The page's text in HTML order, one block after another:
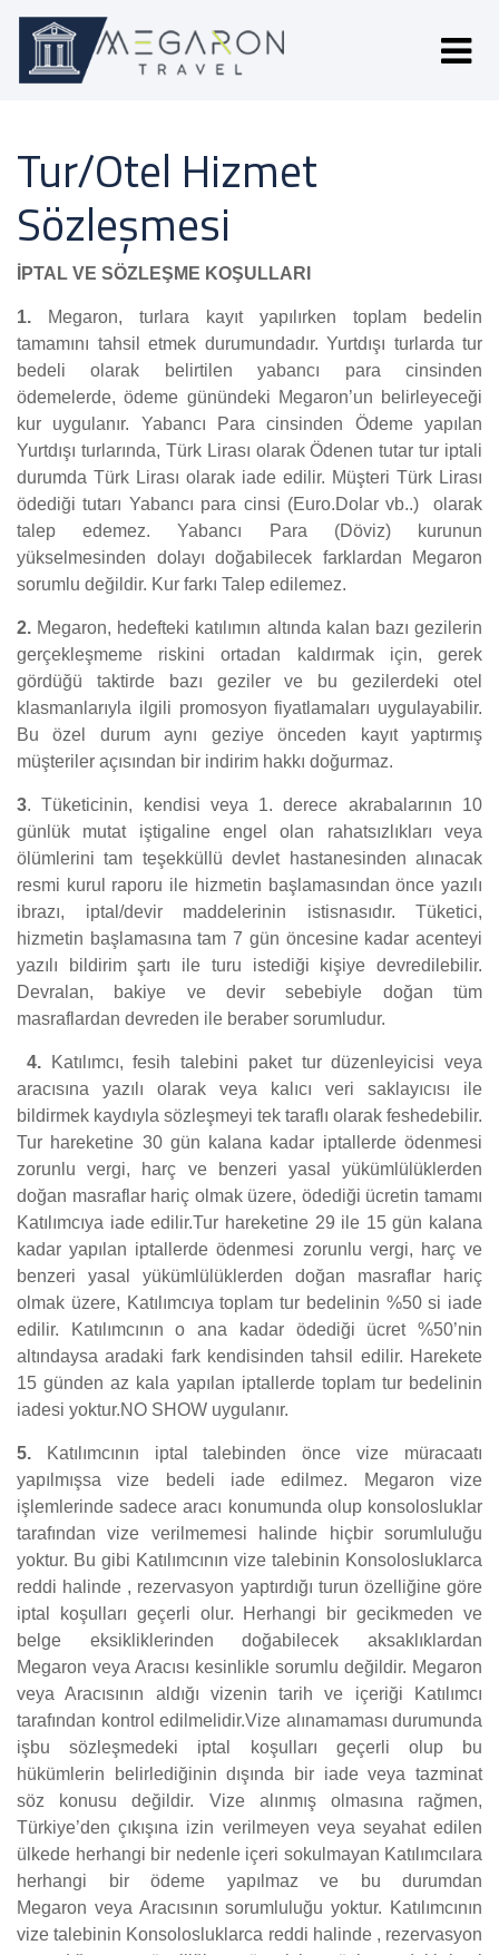
Tur/Otel Hizmet
Sözleşmesi
İPTAL VE SÖZLEŞME KOŞULLARI
1. Megaron, turlara kayıt yapılırken toplam bedelin
tamamını tahsil etmek durumundadır. Yurtdışı turlarda tur
bedeli olarak belirtilen yabancı para cinsinden
ödemelerde, ödeme günündeki Megaron’un belirleyeceği
kur uygulanır. Yabancı Para cinsinden Ödeme yapılan
Yurtdışı turlarında, Türk Lirası olarak Ödenen tutar tur iptali
durumda Türk Lirası olarak iade edilir. Müşteri Türk Lirası
ödediği tutarı Yabancı para cinsi (Euro.Dolar vb..) olarak
talep edemez. Yabancı Para (Döviz) kurunun
yükselmesinden dolayı doğabilecek farklardan Megaron
sorumlu değildir. Kur farkı Talep edilemez.
2. Megaron, hedefteki katılımın altında kalan bazı gezilerin
gerçekleşmeme riskini ortadan kaldırmak için, gerek
gördüğü taktirde bazı geziler ve bu gezilerdeki otel
klasmanlarıyla ilgili promosyon fiyatlamaları uygulayabilir.
Bu özel durum aynı geziye önceden kayıt yaptırmış
müşteriler açısından bir indirim hakkı doğurmaz.
3. Tüketicinin, kendisi veya 1. derece akrabalarının 10
günlük mutat iştigaline engel olan rahatsızlıkları veya
ölümlerini tam teşekküllü devlet hastanesinden alınacak
resmi kurul raporu ile hizmetin başlamasından önce yazılı
ibrazı, iptal/devir maddelerinin istisnasıdır. Tüketici,
hizmetin başlamasına tam 7 gün öncesine kadar acenteyi
yazılı bildirim şartı ile turu istediği kişiye devredilebilir.
Devralan, bakiye ve devir sebebiyle doğan tüm
masraflardan devreden ile beraber sorumludur.
4.Katılımcı, fesih talebini paket tur düzenleyicisi veya
aracısına yazılı olarak veya kalıcı veri saklayıcısı ile
bildirmek kaydıyla sözleşmeyi tek taraflı olarak feshedebilir.
Tur hareketine 30 gün kalana kadar iptallerde ödenmesi
zorunlu vergi, harç ve benzeri yasal yükümlülüklerden
doğan masraflar hariç olmak üzere, ödediği ücretin tamamı
Katılımcıya iade edilir.Tur hareketine 29 ile 15 gün kalana
kadar yapılan iptallerde ödenmesi zorunlu vergi, harç ve
benzeri yasal yükümlülüklerden doğan masraflar hariç
olmak üzere, Katılımcıya toplam tur bedelinin %50 si iade
edilir. Katılımcının o ana kadar ödediği ücret %50’nin
altındaysa aradaki fark kendisinden tahsil edilir. Harekete
15 günden az kala yapılan iptallerde toplam tur bedelinin
iadesi yoktur.NO SHOW uygulanır.
5. Katılımcının iptal talebinden önce vize müracaatı
yapılmışsa vize bedeli iade edilmez. Megaron vize
işlemlerinde sadece aracı konumunda olup konsolosluklar
tarafından vize verilmemesi halinde hiçbir sorumluluğu
yoktur. Bu gibi Katılımcının vize talebinin Konsolosluklarca
reddi halinde , rezervasyon yaptırdığı turun özelliğine göre
iptal koşulları geçerli olur. Herhangi bir gecikmeden ve
belge eksikliklerinden doğabilecek aksaklıklardan
Megaron veya Aracısı kesinlikle sorumlu değildir. Megaron
veya Aracısının aldığı vizenin tarih ve içeriği Katılımcı
tarafından kontrol edilmelidir.Vize alınamaması durumunda
işbu sözleşmedeki iptal koşulları geçerli olup bu
hükümlerin belirlediğinin dışında bir iade veya tazminat
söz konusu değildir. Vize alınmış olmasına rağmen,
Türkiye’den çıkışına izin verilmeyen veya seyahat edilen
ülkede herhangi bir nedenle içeri sokulmayan Katılımcılara
herhangi bir ödeme yapılmaz ve bu durumdan
Megaron veya Aracısının sorumluluğu yoktur. Katılımcının
vize talebinin Konsolosluklarca reddi halinde , rezervasyon